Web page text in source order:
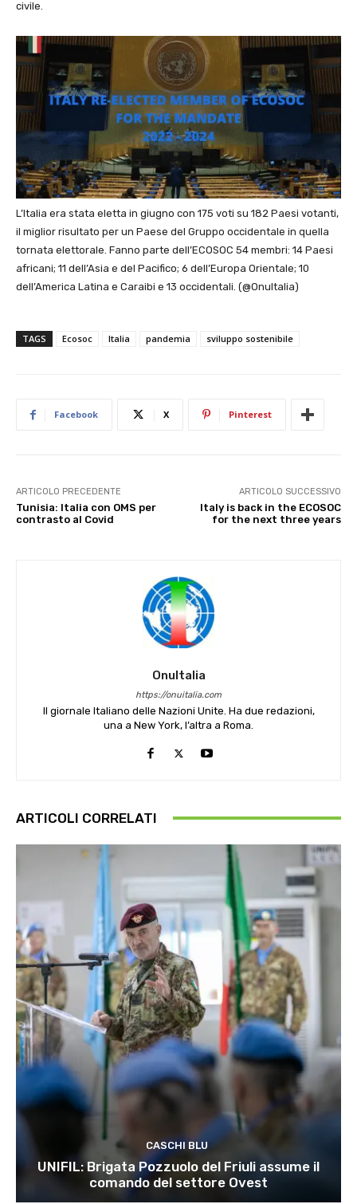
civile.
L’Italia era stata eletta in giugno con 175 voti su 182 Paesi votanti,
il miglior risultato per un Paese del Gruppo occidentale in quella
tornata elettorale. Fanno parte dell’ECOSOC 54 membri: 14 Paesi
africani; 11 dell’Asia e del Pacifico; 6 dell’Europa Orientale; 10
dell’America Latina e Caraibi e 13 occidentali. (@OnuItalia)
TAGS Ecosoc Italia pandemia sviluppo sostenibile
Facebook X Pinterest
ARTICOLO PRECEDENTE
Tunisia: Italia con OMS per
contrasto al Covid
ARTICOLO SUCCESSIVO
Italy is back in the ECOSOC
for the next three years
OnuItalia
https://onuitalia.com
Il giornale Italiano delle Nazioni Unite. Ha due redazioni,
una a New York, l’altra a Roma.
ARTICOLI CORRELATI
CASCHI BLU
UNIFIL: Brigata Pozzuolo del Friuli assume il
comando del settore Ovest